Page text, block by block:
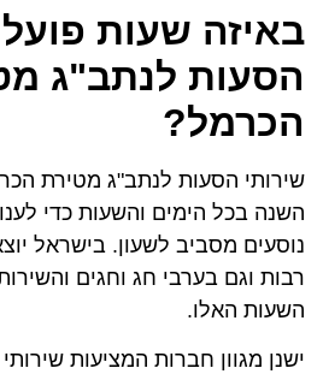
באיזה שעות
הסעות לנתב"ג
הכרמל?
שירותי הסעות לנתב"ג מטירת
השנה בכל הימים והשעות כדי
נוסעים מסביב לשעון. בישראל
רבות וגם בערבי חג וחגים
השעות האלו.
ישנן מגוון חברות המציעות